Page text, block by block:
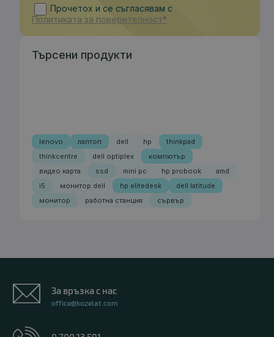
Прочетох и се съгласявам с
Политиката за поверителност*
Търсени продукти
lenovo лаптоп dell hp
thinkpad
thinkcentre
dell optiplex
компютър
видео карта
ssd mini pc hp probook
amd
i5
монитор dell hp elitedesk
dell latitude
монитор
работна станция сървър
За връзка с нас
office@kozelat.com